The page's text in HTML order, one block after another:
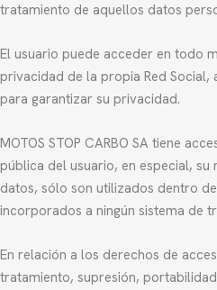
tratamiento de aquellos datos
El usuario puede acceder en todo
privacidad de la propia Red
para garantizar su privacidad.
MOTOS STOP CARBO SA tiene
pública del usuario, en especial,
datos, sólo son utilizados dentro
incorporados a ningún sistema de
En relación a los derechos de
tratamiento, supresión,